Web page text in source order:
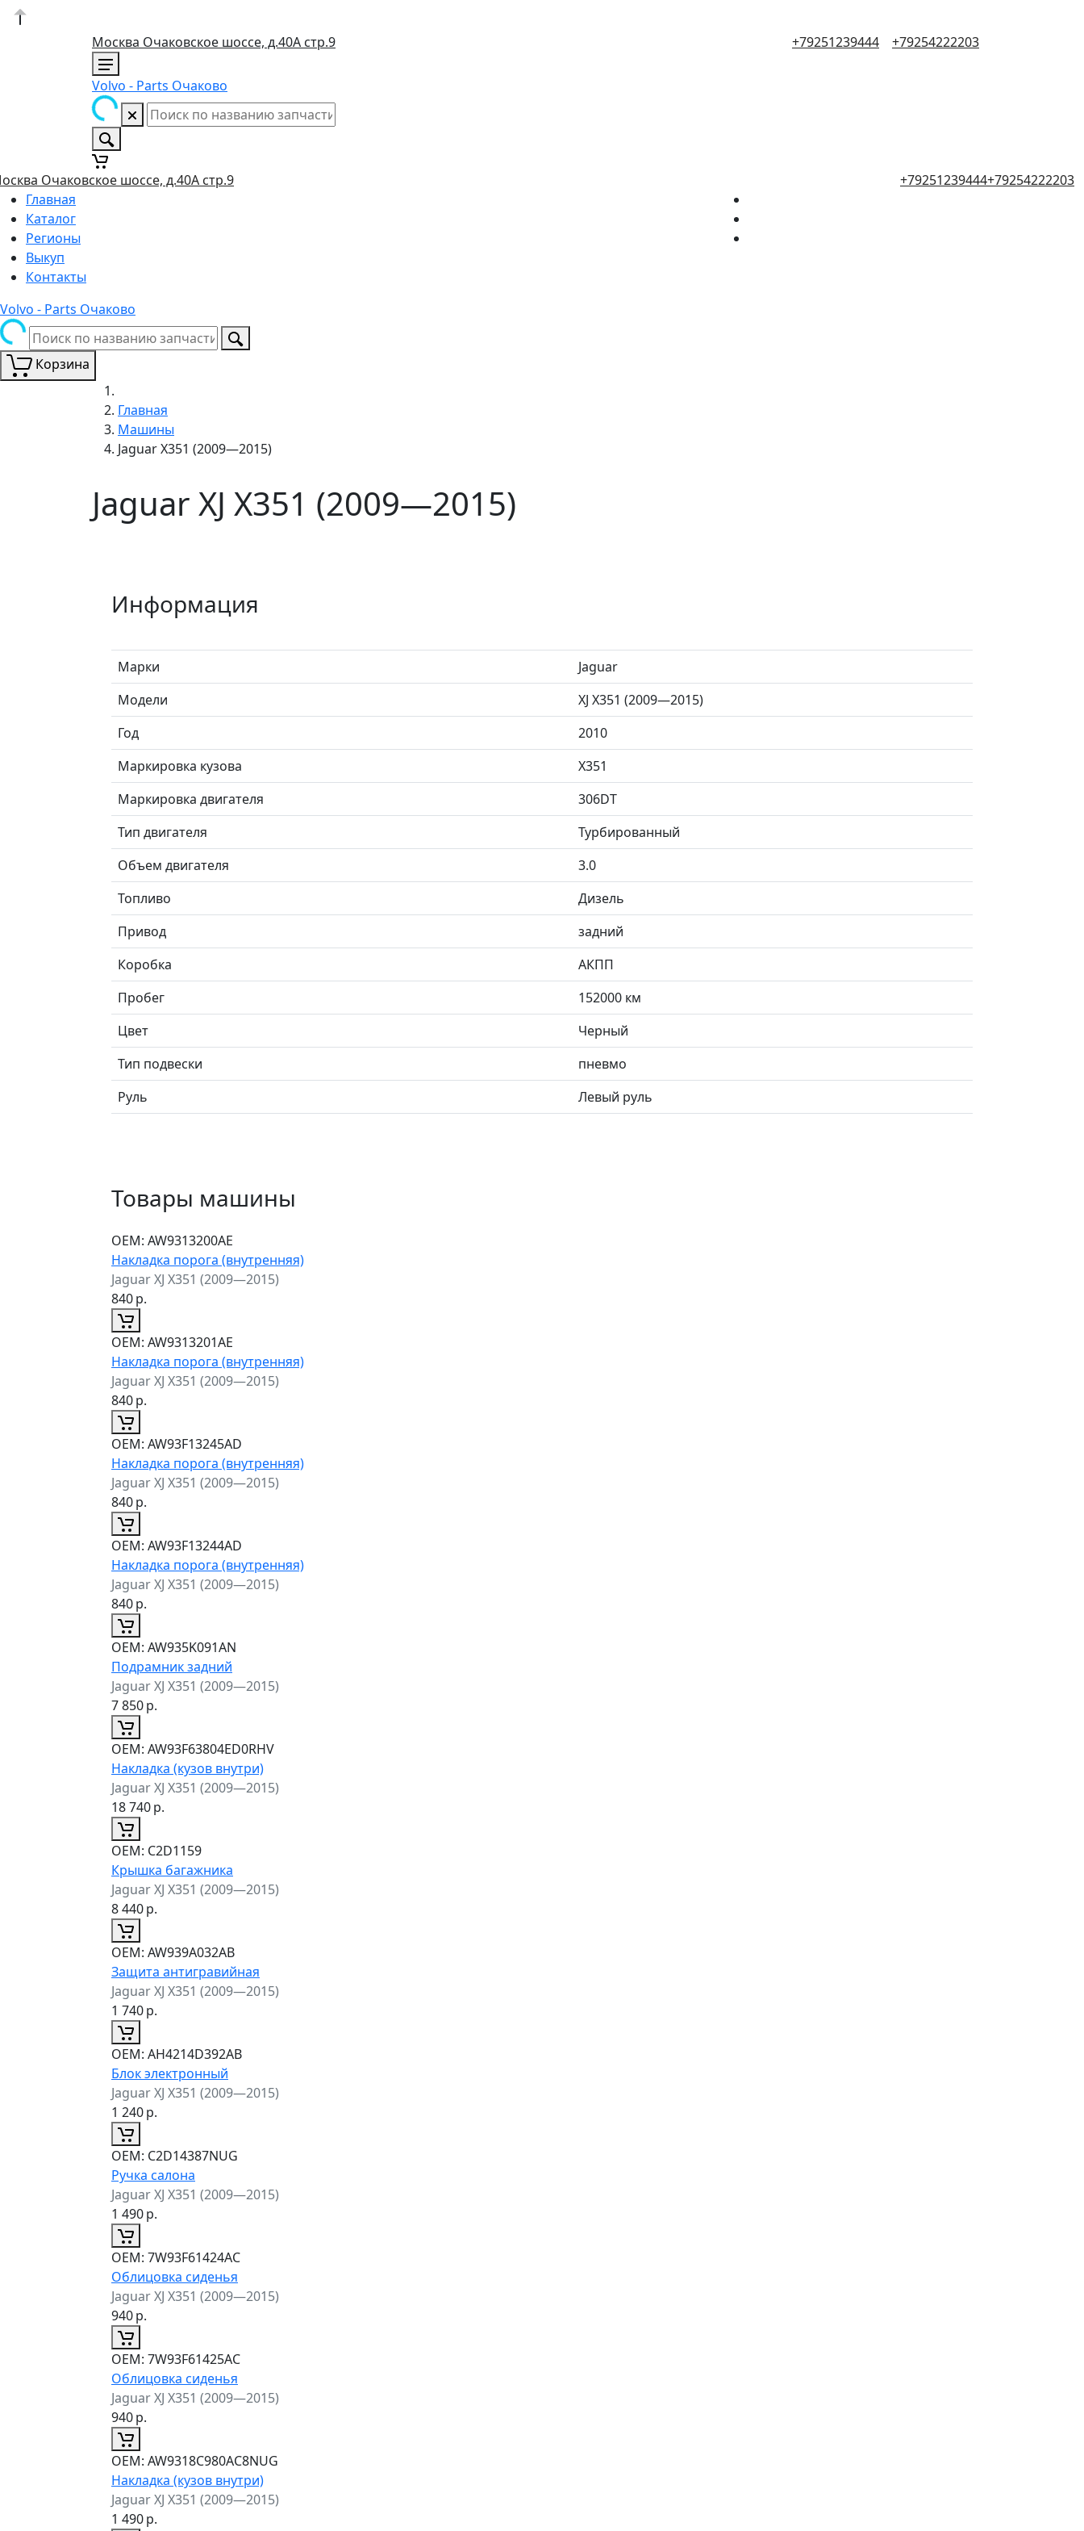
Москва Очаковское шоссе, д.40А стр.9 +79251239444 +79254222203
Volvo - Parts Очаково
Очаковское шоссе, д.40А стр.9 +79251239444+79254222203
Главная
Каталог
Регионы
Выкуп
Контакты
Volvo - Parts Очаково
Корзина
Главная
Машины
Jaguar X351 (2009—2015)
Jaguar XJ X351 (2009—2015)
Информация
Марки
Jaguar
Модели
XJ X351 (2009—2015)
Год
2010
Маркировка кузова
X351
Маркировка двигателя
306DT
Тип двигателя
Турбированный
Объем двигателя
3.0
Топливо
Дизель
Привод
задний
Коробка
АКПП
Пробег
152000 км
Цвет
Черный
Тип подвески
пневмо
Руль
Левый руль
Товары машины
ОЕМ: AW9313200AE
Накладка порога (внутренняя)
Jaguar XJ X351 (2009—2015)
840р.
ОЕМ: AW9313201AE
Накладка порога (внутренняя)
Jaguar XJ X351 (2009—2015)
840р.
ОЕМ: AW93F13245AD
Накладка порога (внутренняя)
Jaguar XJ X351 (2009—2015)
840р.
ОЕМ: AW93F13244AD
Накладка порога (внутренняя)
Jaguar XJ X351 (2009—2015)
840р.
ОЕМ: AW935K091AN
Подрамник задний
Jaguar XJ X351 (2009—2015)
7 850р.
ОЕМ: AW93F63804ED0RHV
Накладка (кузов внутри)
Jaguar XJ X351 (2009—2015)
18 740р.
ОЕМ: C2D1159
Крышка багажника
Jaguar XJ X351 (2009—2015)
8 440р.
ОЕМ: AW939A032AB
Защита антигравийная
Jaguar XJ X351 (2009—2015)
1 740р.
ОЕМ: AH4214D392AB
Блок электронный
Jaguar XJ X351 (2009—2015)
1 240р.
ОЕМ: C2D14387NUG
Ручка салона
Jaguar XJ X351 (2009—2015)
1 490р.
ОЕМ: 7W93F61424AC
Облицовка сиденья
Jaguar XJ X351 (2009—2015)
940р.
ОЕМ: 7W93F61425AC
Облицовка сиденья
Jaguar XJ X351 (2009—2015)
940р.
ОЕМ: AW9318C980AC8NUG
Накладка (кузов внутри)
Jaguar XJ X351 (2009—2015)
1 490р.